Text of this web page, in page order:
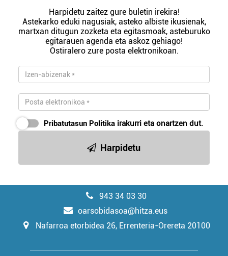
Harpidetu zaitez gure buletin irekira!
Astekarko eduki nagusiak, asteko albiste ikusienak,
martxan ditugun zozketa eta egitasmoak, asteburuko
egitarauen agenda eta askoz gehiago!
Ostiralero zure posta elektronikoan.
Pribatutasun Politika irakurri eta onartzen dut.
Harpidetu
943 34 03 30
oarsobidasoa@hitza.eus
Nafarroa etorbidea 26, Errenteria-Orereta 20100